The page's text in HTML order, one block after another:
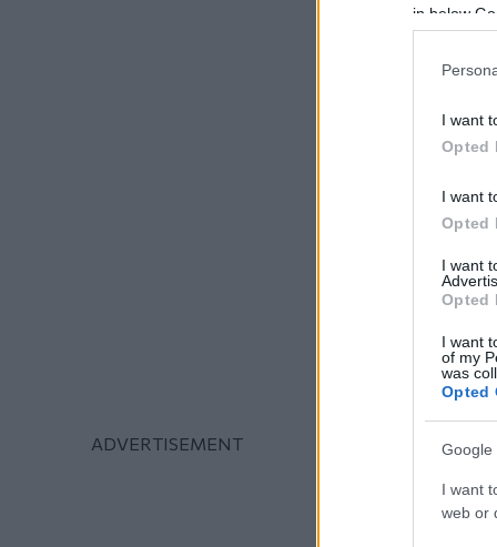
in below
I want
Opted
I want
Opted
I want
Opted
I want
of my
was
Opted
Google
I want
web or